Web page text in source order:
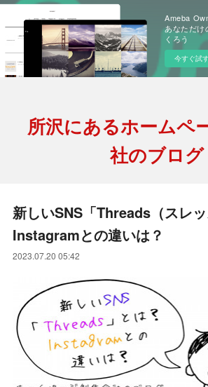
Ameba
あなただけ
くろう
今すぐ試
所沢にあるホームペ
社のブログ
新しいSNS「Threads（スレ
Instagramとの違いは？
2023.07.20 05:42